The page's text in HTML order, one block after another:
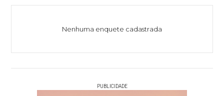
Nenhuma enquete cadastrada
PUBLICIDADE